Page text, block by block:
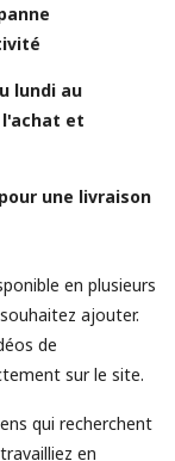
lundi au
l'achat et
une livraison
en plusieurs
ajouter.
de
sur le site.
qui recherchent
en